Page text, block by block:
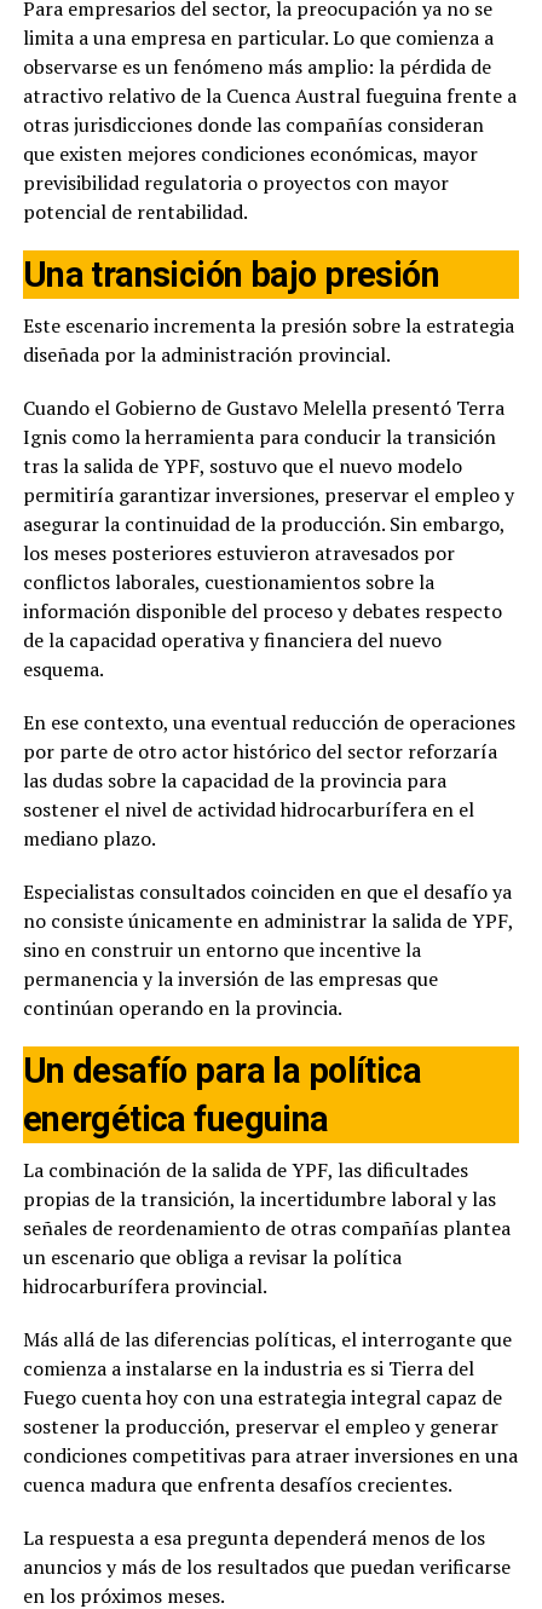
Para empresarios del sector, la preocupación ya no se
limita a una empresa en particular. Lo que comienza a
observarse es un fenómeno más amplio: la pérdida de
atractivo relativo de la Cuenca Austral fueguina frente a
otras jurisdicciones donde las compañías consideran
que existen mejores condiciones económicas, mayor
previsibilidad regulatoria o proyectos con mayor
potencial de rentabilidad.
Una transición bajo presión
Este escenario incrementa la presión sobre la estrategia
diseñada por la administración provincial.
Cuando el Gobierno de Gustavo Melella presentó Terra
Ignis como la herramienta para conducir la transición
tras la salida de YPF, sostuvo que el nuevo modelo
permitiría garantizar inversiones, preservar el empleo y
asegurar la continuidad de la producción. Sin embargo,
los meses posteriores estuvieron atravesados por
conflictos laborales, cuestionamientos sobre la
información disponible del proceso y debates respecto
de la capacidad operativa y financiera del nuevo
esquema.
En ese contexto, una eventual reducción de operaciones
por parte de otro actor histórico del sector reforzaría
las dudas sobre la capacidad de la provincia para
sostener el nivel de actividad hidrocarburífera en el
mediano plazo.
Especialistas consultados coinciden en que el desafío ya
no consiste únicamente en administrar la salida de YPF,
sino en construir un entorno que incentive la
permanencia y la inversión de las empresas que
continúan operando en la provincia.
Un desafío para la política
energética fueguina
La combinación de la salida de YPF, las dificultades
propias de la transición, la incertidumbre laboral y las
señales de reordenamiento de otras compañías plantea
un escenario que obliga a revisar la política
hidrocarburífera provincial.
Más allá de las diferencias políticas, el interrogante que
comienza a instalarse en la industria es si Tierra del
Fuego cuenta hoy con una estrategia integral capaz de
sostener la producción, preservar el empleo y generar
condiciones competitivas para atraer inversiones en una
cuenca madura que enfrenta desafíos crecientes.
La respuesta a esa pregunta dependerá menos de los
anuncios y más de los resultados que puedan verificarse
en los próximos meses.